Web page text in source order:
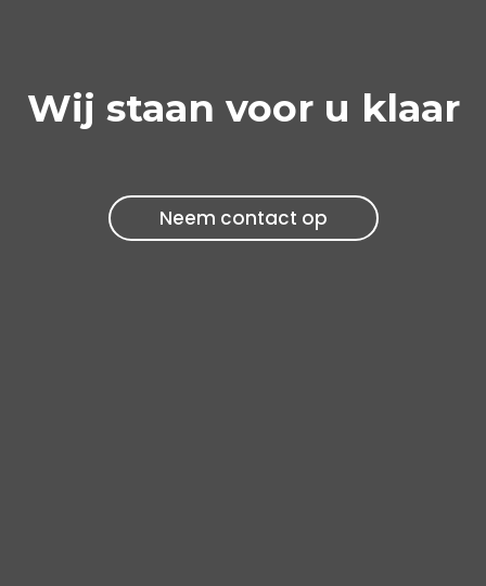
Wij staan voor u klaar
Neem contact op